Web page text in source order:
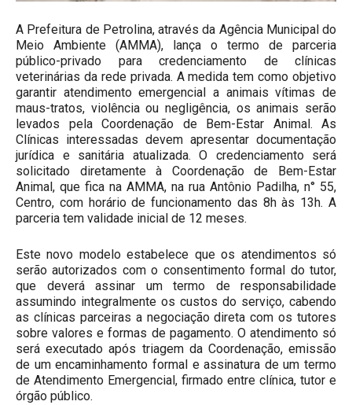
A Prefeitura de Petrolina, através da Agência Municipal do
Meio Ambiente (AMMA), lança o termo de parceria
público-privado para credenciamento de clínicas
veterinárias da rede privada. A medida tem como objetivo
garantir atendimento emergencial a animais vítimas de
maus-tratos, violência ou negligência, os animais serão
levados pela Coordenação de Bem-Estar Animal. As
Clínicas interessadas devem apresentar documentação
jurídica e sanitária atualizada. O credenciamento será
solicitado diretamente à Coordenação de Bem-Estar
Animal, que fica na AMMA, na rua Antônio Padilha, n° 55,
Centro, com horário de funcionamento das 8h às 13h. A
parceria tem validade inicial de 12 meses.
Este novo modelo estabelece que os atendimentos só
serão autorizados com o consentimento formal do tutor,
que deverá assinar um termo de responsabilidade
assumindo integralmente os custos do serviço, cabendo
as clínicas parceiras a negociação direta com os tutores
sobre valores e formas de pagamento. O atendimento só
será executado após triagem da Coordenação, emissão
de um encaminhamento formal e assinatura de um termo
de Atendimento Emergencial, firmado entre clínica, tutor e
órgão público.